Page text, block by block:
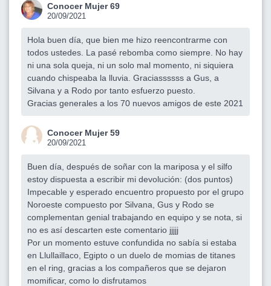
Conocer Mujer 69
20/09/2021
Hola buen día, que bien me hizo reencontrarme con
todos ustedes. La pasé rebomba como siempre. No hay
ni una sola queja, ni un solo mal momento, ni siquiera
cuando chispeaba la lluvia. Graciassssss a Gus, a
Silvana y a Rodo por tanto esfuerzo puesto.
Gracias generales a los 70 nuevos amigos de este 2021
Conocer Mujer 59
20/09/2021
Buen día, después de soñar con la mariposa y el silfo
estoy dispuesta a escribir mi devolución: (dos puntos)
Impecable y esperado encuentro propuesto por el grupo
Noroeste compuesto por Silvana, Gus y Rodo se
complementan genial trabajando en equipo y se nota, si
no es así descarten este comentario jjjjj
Por un momento estuve confundida no sabía si estaba
en Llullaillaco, Egipto o un duelo de momias de titanes
en el ring, gracias a los compañeros que se dejaron
momificar, como lo disfrutamos